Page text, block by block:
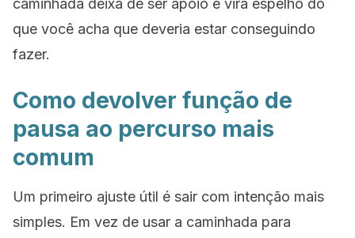
caminhada deixa de ser apoio e vira espelho do
que você acha que deveria estar conseguindo
fazer.
Como devolver função de
pausa ao percurso mais
comum
Um primeiro ajuste útil é sair com intenção mais
simples. Em vez de usar a caminhada para